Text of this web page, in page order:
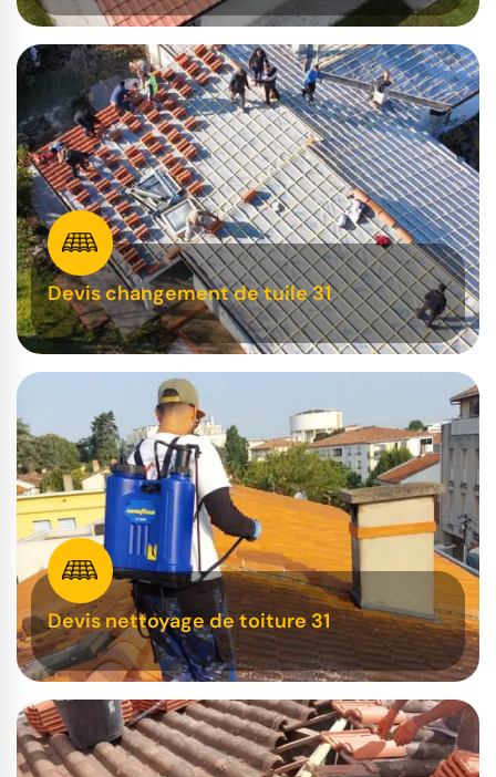
Devis changement de tuile 31
Devis nettoyage de toiture 31